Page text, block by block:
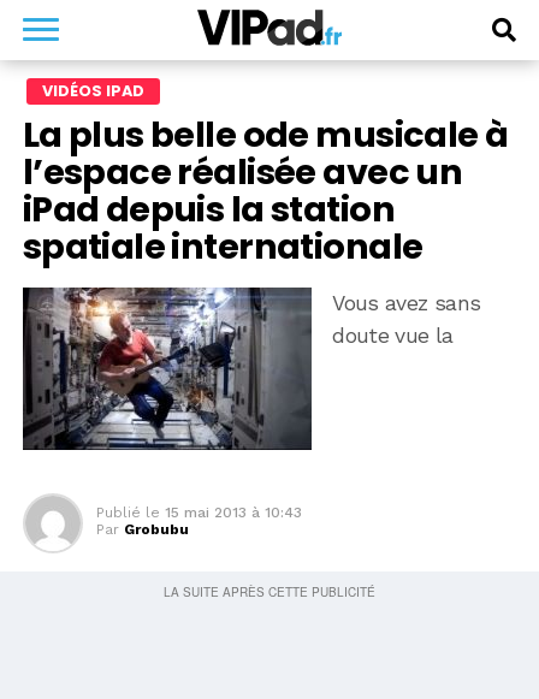
VIDÉOS IPAD
La plus belle ode musicale à
l’espace réalisée avec un
iPad depuis la station
spatiale internationale
Vous avez sans
doute vue la
Publié le 15 mai 2013 à 10:43
Par Grobubu